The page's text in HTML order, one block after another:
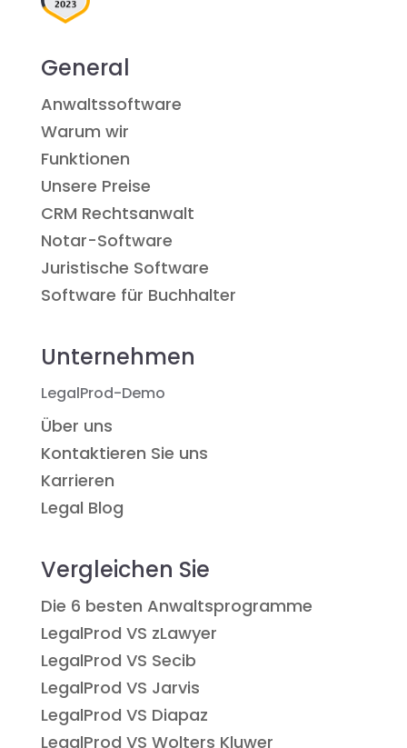
General
Anwaltssoftware
Warum wir
Funktionen
Unsere Preise
CRM Rechtsanwalt
Notar-Software
Juristische Software
Software für Buchhalter
Unternehmen
LegalProd-Demo
Über uns
Kontaktieren Sie uns
Karrieren
Legal Blog
Vergleichen Sie
Die 6 besten Anwaltsprogramme
LegalProd VS zLawyer
LegalProd VS Secib
LegalProd VS Jarvis
LegalProd VS Diapaz
LegalProd VS Wolters Kluwer